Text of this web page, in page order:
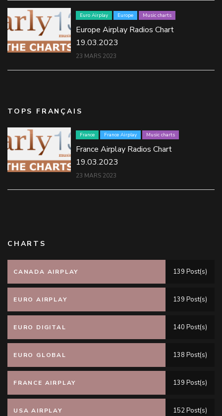
Euro Airplay Europe Music charts
Europe Airplay Radios Chart
19.03.2023
23 MARS 2023
TOPS FRANÇAIS
France France Airplay Music charts
France Airplay Radios Chart
19.03.2023
23 MARS 2023
CHARTS
CANADA AIRPLAY 139 Post(s)
EURO AIRPLAY 139 Post(s)
EURO DIGITAL 140 Post(s)
EURO GLOBAL 138 Post(s)
FRANCE AIRPLAY 139 Post(s)
USA AIRPLAY 152 Post(s)